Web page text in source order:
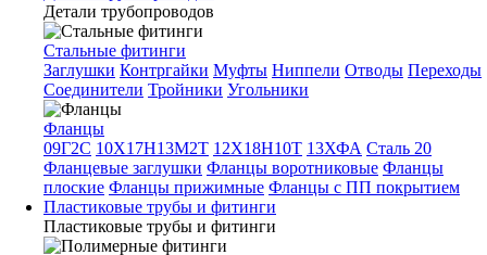
Детали трубопроводов
Стальные фитинги
Заглушки Контргайки Муфты Ниппели Отводы Переходы
Соединители Тройники Угольники
Фланцы
09Г2С 10Х17Н13М2Т 12Х18Н10Т 13ХФА Сталь 20
Фланцевые заглушки Фланцы воротниковые Фланцы
плоские Фланцы прижимные Фланцы с ПП покрытием
Пластиковые трубы и фитинги
Пластиковые трубы и фитинги